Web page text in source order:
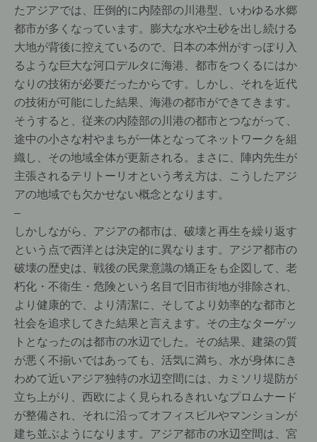
たアジアでは、圧倒的に内陸部の川港型、いわゆる水郷
都市が多くなっています。膨大な水や土砂を出し続ける
大地が背後に控えているので、日本の本州がすっぽり入
るような巨大な河口デルタに海港、都市をつくるにはか
なりの技術が必要だったからです。しかし、それを近代
の技術が可能にした結果、海港の都市ができてきます。
そうすると、従来の内陸部の川港の都市とつながって、
途中の小さな村やまちが一体となってネットワークを組
織し、その地域全体が更新される。まさに、陣内先生が
主張されるテリトーリオという考え方は、こうしたアジ
アの地域でも欠かせない概念となります。
–
しかしながら、アジアの都市は、破壊と再生を繰り返す
という点で西洋とは決定的に異なります。アジア都市の
破壊の歴史は、戦後の民衆意識の矯正をも企図して、老
朽化・不衛生・危険という名目で旧市街地が排除され、
より健康的で、より清潔に、そしてより効率的な都市と
社会を追求してきた結果と言えます。その主なターゲッ
トとなったのは都市の水辺でした。その結果、建築の質
が悪く不揃いではあっても、活気に満ち、水が身体にき
わめて近いアジア独特の水辺空間には、カミソリ堤防が
立ち上がり、西欧によく見られるきれいなプロムナード
が整備され、それに沿ってオフィスビルやマンションが
建ち並ぶようになります。アジア都市の水辺空間は、宮